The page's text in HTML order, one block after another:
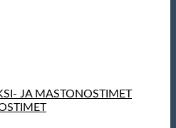
JA MASTONOSTIMET